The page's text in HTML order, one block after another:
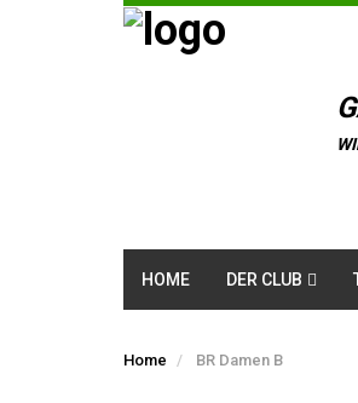
HOME DER CLUB
Home BR Damen B